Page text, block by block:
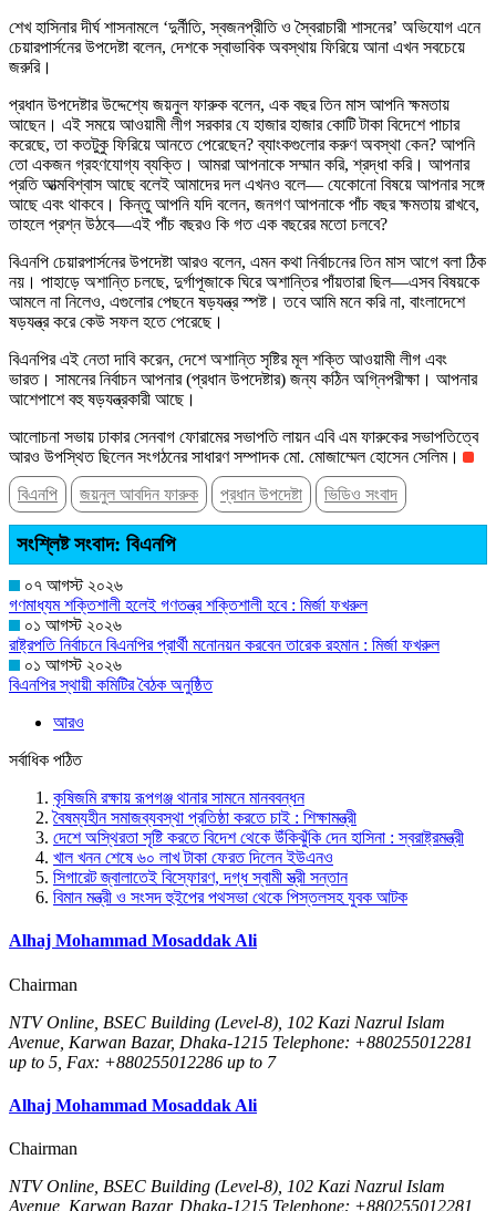
শেখ হাসিনার দীর্ঘ শাসনামলে ‘দুর্নীতি, স্বজনপ্রীতি ও স্বৈরাচারী শাসনের’ অভিযোগ এনে
চেয়ারপার্সনের উপদেষ্টা বলেন, দেশকে স্বাভাবিক অবস্থায় ফিরিয়ে আনা এখন সবচেয়ে
জরুরি।
প্রধান উপদেষ্টার উদ্দেশ্যে জয়নুল ফারুক বলেন, এক বছর তিন মাস আপনি ক্ষমতায়
আছেন। এই সময়ে আওয়ামী লীগ সরকার যে হাজার হাজার কোটি টাকা বিদেশে পাচার
করেছে, তা কতটুকু ফিরিয়ে আনতে পেরেছেন? ব্যাংকগুলোর করুণ অবস্থা কেন? আপনি
তো একজন গ্রহণযোগ্য ব্যক্তি। আমরা আপনাকে সম্মান করি, শ্রদ্ধা করি। আপনার
প্রতি আত্মবিশ্বাস আছে বলেই আমাদের দল এখনও বলে— যেকোনো বিষয়ে আপনার সঙ্গে
আছে এবং থাকবে। কিন্তু আপনি যদি বলেন, জনগণ আপনাকে পাঁচ বছর ক্ষমতায় রাখবে,
তাহলে প্রশ্ন উঠবে—এই পাঁচ বছরও কি গত এক বছরের মতো চলবে?
বিএনপি চেয়ারপার্সনের উপদেষ্টা আরও বলেন, এমন কথা নির্বাচনের তিন মাস আগে বলা ঠিক
নয়। পাহাড়ে অশান্তি চলছে, দুর্গাপূজাকে ঘিরে অশান্তির পাঁয়তারা ছিল—এসব বিষয়কে
আমলে না নিলেও, এগুলোর পেছনে ষড়যন্ত্র স্পষ্ট। তবে আমি মনে করি না, বাংলাদেশে
ষড়যন্ত্র করে কেউ সফল হতে পেরেছে।
বিএনপির এই নেতা দাবি করেন, দেশে অশান্তি সৃষ্টির মূল শক্তি আওয়ামী লীগ এবং
ভারত। সামনের নির্বাচন আপনার (প্রধান উপদেষ্টার) জন্য কঠিন অগ্নিপরীক্ষা। আপনার
আশেপাশে বহু ষড়যন্ত্রকারী আছে।
আলোচনা সভায় ঢাকার সেনবাগ ফোরামের সভাপতি লায়ন এবি এম ফারুকের সভাপতিত্বে
আরও উপস্থিত ছিলেন সংগঠনের সাধারণ সম্পাদক মো. মোজাম্মেল হোসেন সেলিম।
বিএনপি
জয়নুল আবদিন ফারুক প্রধান উপদেষ্টা ভিডিও সংবাদ
সংশ্লিষ্ট সংবাদ: বিএনপি
০৭ আগস্ট ২০২৬
গণমাধ্যম শক্তিশালী হলেই গণতন্ত্র শক্তিশালী হবে : মির্জা ফখরুল
০১ আগস্ট ২০২৬
রাষ্ট্রপতি নির্বাচনে বিএনপির প্রার্থী মনোনয়ন করবেন তারেক রহমান : মির্জা ফখরুল
০১ আগস্ট ২০২৬
বিএনপির স্থায়ী কমিটির বৈঠক অনুষ্ঠিত
আরও
সর্বাধিক পঠিত
কৃষিজমি রক্ষায় রূপগঞ্জ থানার সামনে মানববন্ধন
বৈষম্যহীন সমাজব্যবস্থা প্রতিষ্ঠা করতে চাই : শিক্ষামন্ত্রী
দেশে অস্থিরতা সৃষ্টি করতে বিদেশ থেকে উঁকিঝুঁকি দেন হাসিনা : স্বরাষ্ট্রমন্ত্রী
খাল খনন শেষে ৬০ লাখ টাকা ফেরত দিলেন ইউএনও
সিগারেট জ্বালাতেই বিস্ফোরণ, দগ্ধ স্বামী স্ত্রী সন্তান
বিমান মন্ত্রী ও সংসদ হুইপের পথসভা থেকে পিস্তলসহ যুবক আটক
Alhaj Mohammad Mosaddak Ali
Chairman
NTV Online, BSEC Building (Level-8), 102 Kazi Nazrul Islam
Avenue, Karwan Bazar, Dhaka-1215 Telephone: +880255012281
up to 5, Fax: +880255012286 up to 7
Alhaj Mohammad Mosaddak Ali
Chairman
NTV Online, BSEC Building (Level-8), 102 Kazi Nazrul Islam
Avenue, Karwan Bazar, Dhaka-1215 Telephone: +880255012281